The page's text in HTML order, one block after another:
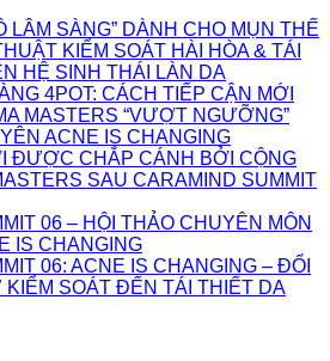
LÂM SÀNG” DÀNH CHO MỤN THẾ
KIỂM SOÁT HÀI HÒA & TÁI
HỆ SINH THÁI LÀN DA
4POT: CÁCH TIẾP CẬN MỚI
MASTERS “VƯỢT NGƯỠNG”
ACNE IS CHANGING
ĐƯỢC CHẮP CÁNH BỞI CỘNG
SAU CARAMIND SUMMIT
06 – HỘI THẢO CHUYÊN MÔN
IS CHANGING
06: ACNE IS CHANGING – ĐỔI
SOÁT ĐẾN TÁI THIẾT DA